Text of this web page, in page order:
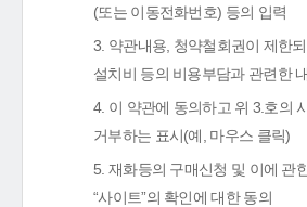
(또는 이동전화번호) 등의 입력
3. 약관내용, 청약철회권이 제한
설치비 등의 비용부담과 관련한
4. 이 약관에 동의하고 위 3.호의
거부하는 표시(예, 마우스 클릭)
5. 재화등의 구매신청 및 이에 관
“사이트”의 확인에 대한 동의